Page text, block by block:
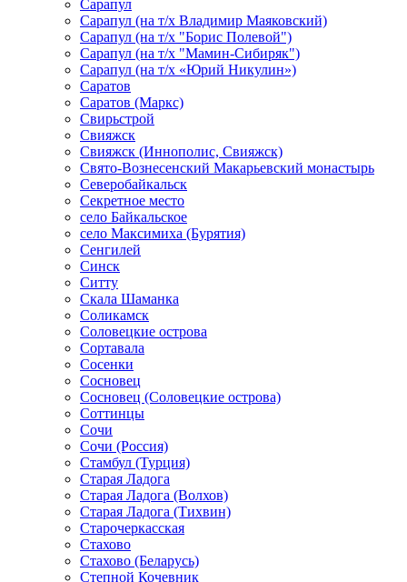
Сарапул
Сарапул (на т/х Владимир Маяковский)
Сарапул (на т/х "Борис Полевой")
Сарапул (на т/х "Мамин-Сибиряк")
Сарапул (на т/х «Юрий Никулин»)
Саратов
Саратов (Маркс)
Свирьстрой
Свияжск
Свияжск (Иннополис, Свияжск)
Свято-Вознесенский Макарьевский монастырь
Северобайкальск
Секретное место
село Байкальское
село Максимиха (Бурятия)
Сенгилей
Синск
Ситту
Скала Шаманка
Соликамск
Соловецкие острова
Сортавала
Сосенки
Сосновец
Сосновец (Соловецкие острова)
Соттинцы
Сочи
Сочи (Россия)
Стамбул (Турция)
Старая Ладога
Старая Ладога (Волхов)
Старая Ладога (Тихвин)
Старочеркасская
Стахово
Стахово (Беларусь)
Степной Кочевник